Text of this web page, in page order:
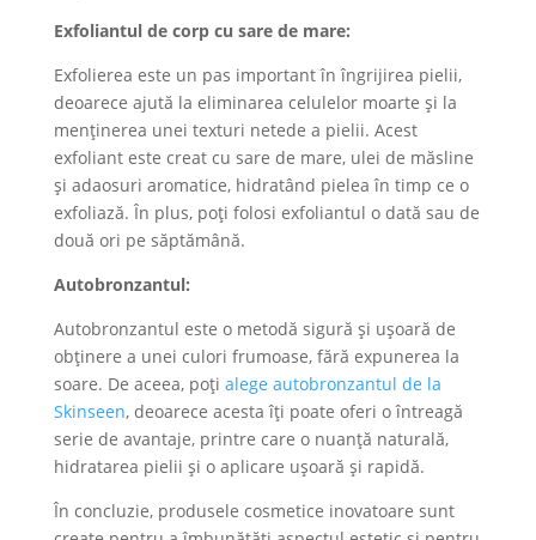
Exfoliantul de corp cu sare de mare:
Exfolierea este un pas important în îngrijirea pielii,
deoarece ajută la eliminarea celulelor moarte și la
menținerea unei texturi netede a pielii. Acest
exfoliant este creat cu sare de mare, ulei de măsline
și adaosuri aromatice, hidratând pielea în timp ce o
exfoliază. În plus, poți folosi exfoliantul o dată sau de
două ori pe săptămână.
Autobronzantul:
Autobronzantul este o metodă sigură și ușoară de
obținere a unei culori frumoase, fără expunerea la
soare. De aceea, poți alege autobronzantul de la
Skinseen, deoarece acesta îți poate oferi o întreagă
serie de avantaje, printre care o nuanță naturală,
hidratarea pielii și o aplicare ușoară și rapidă.
În concluzie, produsele cosmetice inovatoare sunt